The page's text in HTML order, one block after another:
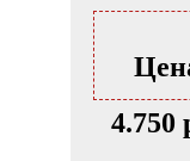
4.750